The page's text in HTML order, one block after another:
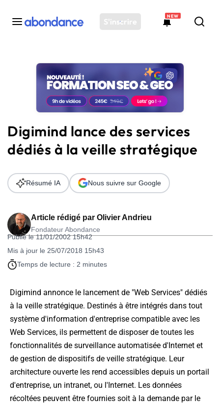
S'inscrire
NEW
Toutes les actus
Actus SEO
Plateforme
Solutions
Ressources
Audit SEO
Digimind lance des services
dédiés à la veille stratégique
Article rédigé par Olivier Andrieu
Fondateur Abondance
Publié le 11/01/2002 15h42
Mis à jour le 25/07/2018 15h43
Temps de lecture : 2 minutes
Résumé IA Nous suivre sur Google
Digimind annonce le lancement de "Web Services" dédiés
à la veille stratégique. Destinés à être intégrés dans tout
système d'information d'entreprise compatible avec les
Web Services, ils permettent de disposer de toutes les
fonctionnalités de surveillance automatisée d'Internet et
de gestion de dispositifs de veille stratégique. Leur
architecture ouverte les rend accessibles depuis un portail
d'entreprise, un intranet, ou l'Internet. Les données
récoltées peuvent être fournies soit à la demande par le